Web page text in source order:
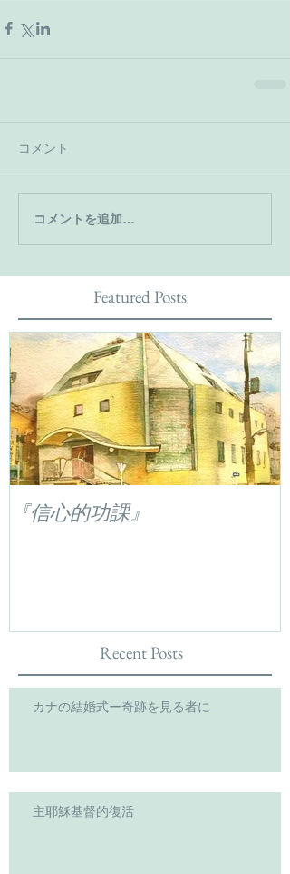
コメント
コメントを追加…
Featured Posts
『信心的功課』
Recent Posts
カナの結婚式ー奇跡を見る者に
主耶穌基督的復活